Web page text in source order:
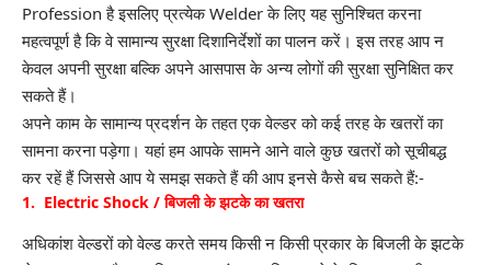
Profession है इसलिए प्रत्येक Welder के लिए यह सुनिश्चित करना
महत्वपूर्ण है कि वे सामान्य सुरक्षा दिशानिर्देशों का पालन करें। इस तरह आप न
केवल अपनी सुरक्षा बल्कि अपने आसपास के अन्य लोगों की सुरक्षा सुनिक्षित कर
सकते हैं।
अपने काम के सामान्य प्रदर्शन के तहत एक वेल्डर को कई तरह के खतरों का
सामना करना पड़ेगा। यहां हम आपके सामने आने वाले कुछ खतरों को सूचीबद्ध
कर रहें हैं जिससे आप ये समझ सकते हैं की आप इनसे कैसे बच सकते हैं:-
1. Electric Shock / बिजली के झटके का खतरा
अधिकांश वेल्डरों को वेल्ड करते समय किसी न किसी प्रकार के बिजली के झटके